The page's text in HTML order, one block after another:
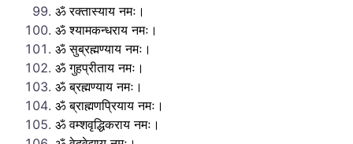
ॐ रक्तास्याय नमः।
ॐ श्यामकन्धराय नमः।
ॐ सुब्रह्मण्याय नमः।
ॐ गुहप्रीताय नमः।
ॐ ब्रह्मण्याय नमः।
ॐ ब्राह्मणप्रियाय नमः।
ॐ वम्शवृद्धिकराय नमः।